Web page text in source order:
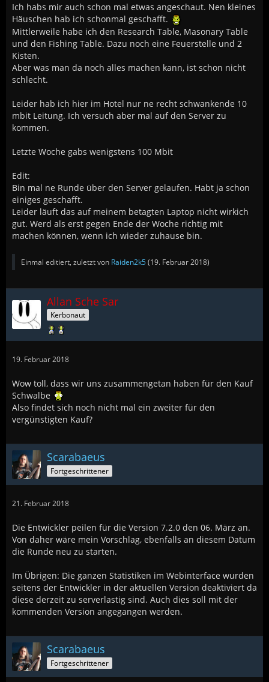
Ich habs mir auch schon mal etwas angeschaut. Nen kleines
Häuschen hab ich schonmal geschafft.
Mittlerweile habe ich den Research Table, Masonary Table
und den Fishing Table. Dazu noch eine Feuerstelle und 2
Kisten.
Aber was man da noch alles machen kann, ist schon nicht
schlecht.
Leider hab ich hier im Hotel nur ne recht schwankende 10
mbit Leitung. Ich versuch aber mal auf den Server zu
kommen.
Letzte Woche gabs wenigstens 100 Mbit
Edit:
Bin mal ne Runde über den Server gelaufen. Habt ja schon
einiges geschafft.
Leider läuft das auf meinem betagten Laptop nicht wirkich
gut. Werd als erst gegen Ende der Woche richtig mit
machen können, wenn ich wieder zuhause bin.
Einmal editiert, zuletzt von Raiden2k5(19. Februar 2018)
Allan Sche Sar
Kerbonaut
19. Februar 2018
Wow toll, dass wir uns zusammengetan haben für den Kauf
Schwalbe
Also findet sich noch nicht mal ein zweiter für den
vergünstigten Kauf?
Scarabaeus
Fortgeschrittener
21. Februar 2018
Die Entwickler peilen für die Version 7.2.0 den 06. März an.
Von daher wäre mein Vorschlag, ebenfalls an diesem Datum
die Runde neu zu starten.
Im Übrigen: Die ganzen Statistiken im Webinterface wurden
seitens der Entwickler in der aktuellen Version deaktiviert da
diese derzeit zu serverlastig sind. Auch dies soll mit der
kommenden Version angegangen werden.
Scarabaeus
Fortgeschrittener